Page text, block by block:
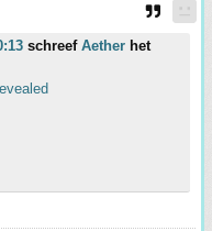
schreef Aether het